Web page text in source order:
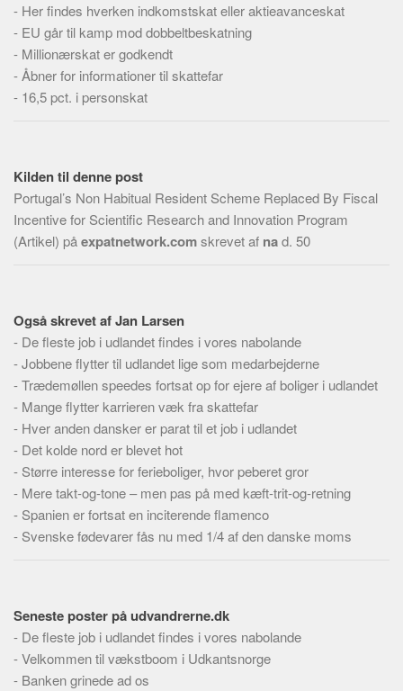
- Her findes hverken indkomstskat eller aktieavanceskat
- EU går til kamp mod dobbeltbeskatning
- Millionærskat er godkendt
-Åbner for informationer til skattefar
- 16,5 pct. i personskat
Kilden til denne post
Portugal’s Non Habitual Resident Scheme Replaced By Fiscal
Incentive for Scientific Research and Innovation Program
(Artikel) påexpatnetwork.comskrevet af nad. 50
Også skrevet af Jan Larsen
- De fleste job i udlandet findes i vores nabolande
-Jobbene flytter til udlandet lige som medarbejderne
-Trædemøllen speedes fortsat op for ejere af boliger i udlandet
- Mange flytter karrieren væk fra skattefar
- Hver anden dansker er parat til et job i udlandet
- Det kolde nord er blevet hot
- Større interesse for ferieboliger, hvor peberet gror
- Mere takt-og-tone – men pas på med kæft-trit-og-retning
- Spanien er fortsat en inciterende flamenco
- Svenske fødevarer fås nu med 1/4 af den danske moms
Seneste poster på udvandrerne.dk
- De fleste job i udlandet findes i vores nabolande
-Velkommen til vækstboom i Udkantsnorge
- Banken grinede ad os